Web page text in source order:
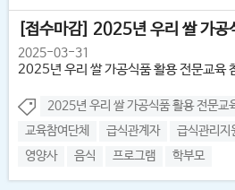
2025-03-31
2025년 우리 쌀 가공식품 활용 전문교육
2025년 우리 쌀 가공식품 활용 전문교
교육참여단체
급식관계자 급식관리지
영양사
음식 프로그램 학부모